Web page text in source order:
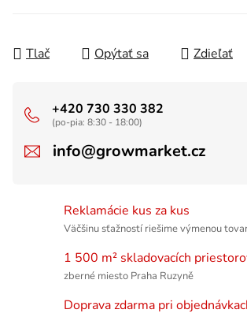
Tlač Opýtať sa Zdieľať
+420 730 330 382
(po-pia: 8:30 - 18:00)
info@growmarket.cz
Reklamácie kus za kus
Väčšinu sťažností riešime výmenou
1 500 m² skladovacích
zberné miesto Praha Ruzyně
Doprava zdarma pri